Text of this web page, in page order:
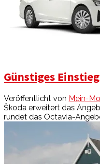
Günstiges
Veröffentlicht von Mein-
Škoda erweitert das
rundet das Octavia-